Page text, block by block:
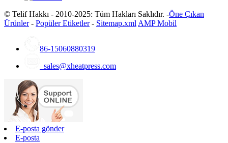
© Telif Hakkı - 2010-2025: Tüm Hakları Saklıdır. -Öne Çıkan
Ürünler- Popüler Etiketler- Sitemap.xml AMP Mobil
86-15060880319
sales@xheatpress.com
E-posta gönder
E-posta